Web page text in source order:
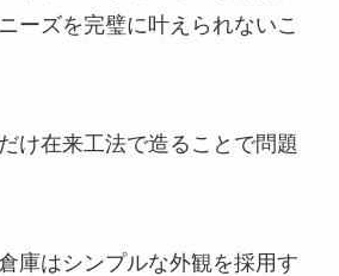
ーズを完璧に叶えられないこ
け在来工法で造ることで問題
庫はシンプルな外観を採用す